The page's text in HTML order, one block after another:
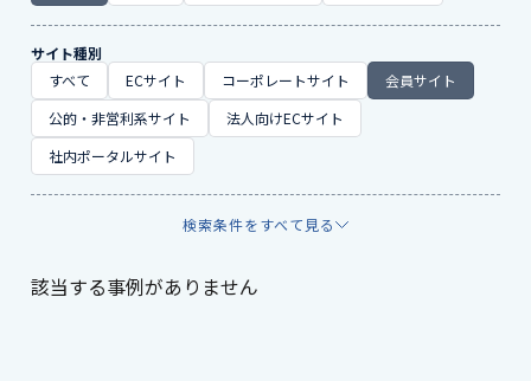
サイト種別
すべて
ECサイト コーポレートサイト
会員サイト
公的・非営利系サイト
法人向けECサイト
社内ポータルサイト
検索条件をすべて見る
該当する事例がありません